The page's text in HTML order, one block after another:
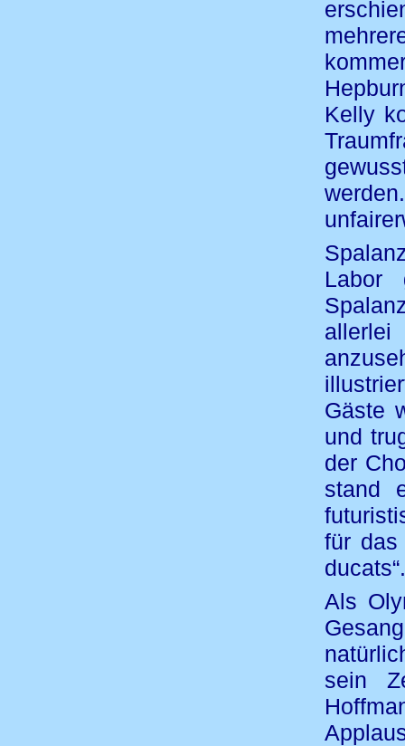
Kelly
Labor
Gäste
und
der
stand
für das
ducats“.
Als
sein